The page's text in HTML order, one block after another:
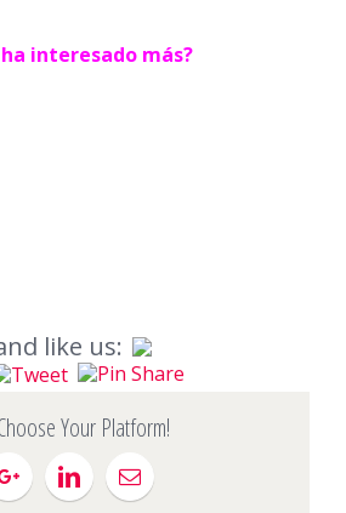
interesado más?
like us:
Your Platform!